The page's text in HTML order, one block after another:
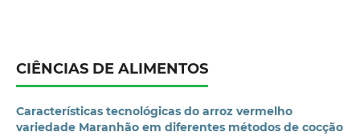
CIÊNCIAS DE ALIMENTOS
Características tecnológicas do arroz vermelho
variedade Maranhão em diferentes métodos de cocção